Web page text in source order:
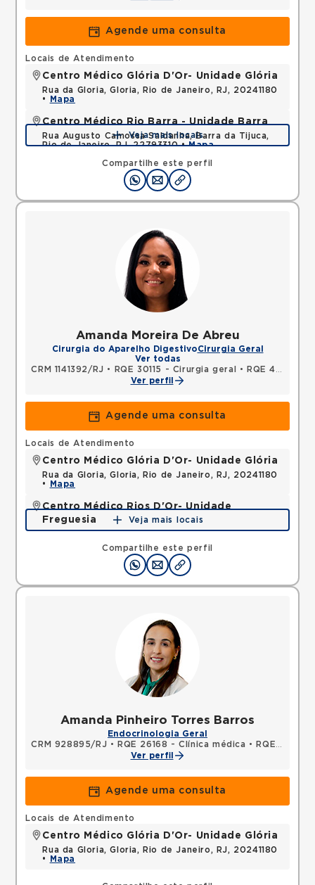
Agende uma consulta
Compartilhe este perfil
Locais de Atendimento
Centro Médico Glória D'Or- Unidade Glória
Rua da Gloria, Gloria, Rio de Janeiro, RJ, 20241180
•
Mapa
Centro Médico Rio Barra - Unidade Barra
Rua Augusto Camossa Saldanha, Barra da Tijuca,
Rio de Janeiro, RJ, 22793310 •Mapa
Veja mais locais
Amanda Moreira De Abreu
Cirurgia do Aparelho DigestivoCirurgia Geral
Ver todas
CRM 1141392/RJ • RQE 30115 - Cirurgia geral •
RQE 47274 - Cirurgia oncológica
Ver perfil
Agende uma consulta
Compartilhe este perfil
Locais de Atendimento
Centro Médico Glória D'Or- Unidade Glória
Rua da Gloria, Gloria, Rio de Janeiro, RJ, 20241180
•
Mapa
Centro Médico Rios D'Or- Unidade
Freguesia
Estrada dos Tres Rios, Freguesia Jacarepagua, Rio
de Janeiro, RJ, 22745005 •Mapa
Veja mais locais
Amanda Pinheiro Torres Barros
Endocrinologia Geral
CRM 928895/RJ • RQE 26168 - Clínica médica •
RQE 26169 - Endocrinologia e metabologia
Ver perfil
Agende uma consulta
Locais de Atendimento
Centro Médico Glória D'Or- Unidade Glória
Rua da Gloria, Gloria, Rio de Janeiro, RJ, 20241180
•
Mapa